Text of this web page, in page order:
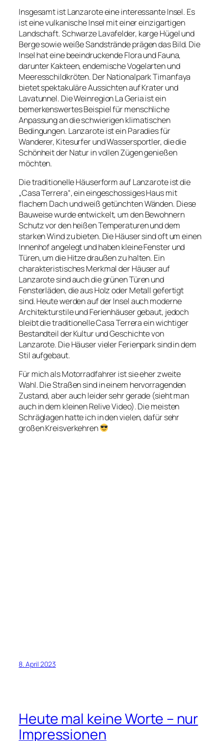
Insgesamt ist Lanzarote eine interessante Insel. Es
ist eine vulkanische Insel mit einer einzigartigen
Landschaft. Schwarze Lavafelder, karge Hügel und
Berge sowie weiße Sandstrände prägen das Bild. Die
Insel hat eine beeindruckende Flora und Fauna,
darunter Kakteen, endemische Vogelarten und
Meeresschildkröten. Der Nationalpark Timanfaya
bietet spektakuläre Aussichten auf Krater und
Lavatunnel. Die Weinregion La Geria ist ein
bemerkenswertes Beispiel für menschliche
Anpassung an die schwierigen klimatischen
Bedingungen. Lanzarote ist ein Paradies für
Wanderer, Kitesurfer und Wassersportler, die die
Schönheit der Natur in vollen Zügen genießen
möchten.
Die traditionelle Häuserform auf Lanzarote ist die
„Casa Terrera“, ein eingeschossiges Haus mit
flachem Dach und weiß getünchten Wänden. Diese
Bauweise wurde entwickelt, um den Bewohnern
Schutz vor den heißen Temperaturen und dem
starken Wind zu bieten. Die Häuser sind oft um einen
Innenhof angelegt und haben kleine Fenster und
Türen, um die Hitze draußen zu halten. Ein
charakteristisches Merkmal der Häuser auf
Lanzarote sind auch die grünen Türen und
Fensterläden, die aus Holz oder Metall gefertigt
sind. Heute werden auf der Insel auch moderne
Architekturstile und Ferienhäuser gebaut, jedoch
bleibt die traditionelle Casa Terrera ein wichtiger
Bestandteil der Kultur und Geschichte von
Lanzarote. Die Häuser vieler Ferienpark sind in dem
Stil aufgebaut.
Für mich als Motorradfahrer ist sie eher zweite
Wahl. Die Straßen sind in einem hervorragenden
Zustand, aber auch leider sehr gerade (sieht man
auch in dem kleinen Relive Video). Die meisten
Schräglagen hatte ich in den vielen, dafür sehr
großen Kreisverkehren
8. April 2023
Heute mal keine Worte – nur
Impressionen